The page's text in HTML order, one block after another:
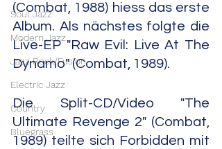
Soul Jazz
Modern Jazz
Jazz Rock/Fusion
Electric Jazz
Country
Bluegrass
(Combat, 1988) hiess das erste
Album. Als nächstes folgte die
Live-EP "Raw Evil: Live At The
Dynamo" (Combat, 1989).
Die Split-CD/Video "The
Ultimate Revenge 2" (Combat,
1989) teilte sich Forbidden mit